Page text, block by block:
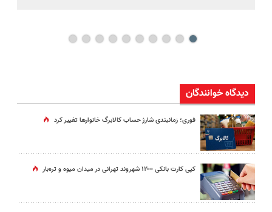
دیدگاه خوانندگان
فوری؛ زمانبندی‌ شارژ حساب کالابرگ خانوارها تغییر کرد
کپی کارت بانکی ۱۲۰۰ شهروند تهرانی در میدان میوه و تره‌بار